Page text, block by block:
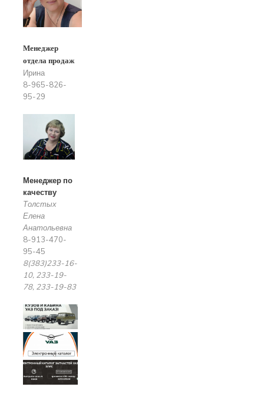
Менеджер
отдела продаж
Ирина
8-965-826-
95-29
Менеджер по
качеству
Толстых
Елена
Анатольевна
8-913-470-
95-45
8(383)233-16-
10, 233-19-
78, 233-19-83